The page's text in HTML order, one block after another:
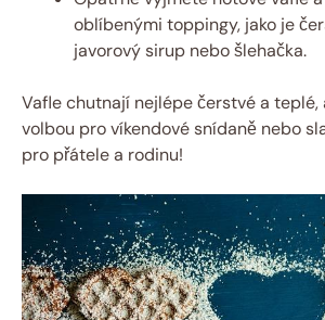
oblíbenými toppingy, jako je
javorový sirup nebo šlehačka.
Vafle chutnají nejlépe čerstvé a teplé,
volbou pro víkendové snídaně nebo
pro přátele a rodinu!